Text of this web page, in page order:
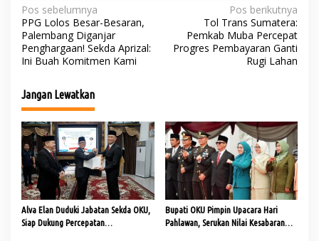
N
a
v
g
a
s
i
p
o
s
Pos sebelumnya
PPG Lolos Besar-Besaran,
Palembang Diganjar
Penghargaan! Sekda Aprizal:
Ini Buah Komitmen Kami
Pos berikutnya
Tol Trans Sumatera:
Pemkab Muba Percepat
Progres Pembayaran Ganti
Rugi Lahan
Jangan Lewatkan
Alva Elan Duduki Jabatan Sekda OKU,
Siap Dukung Percepatan
Bupati OKU Pimpin Upacara Hari
Pahlawan, Serukan Nilai Kesabaran